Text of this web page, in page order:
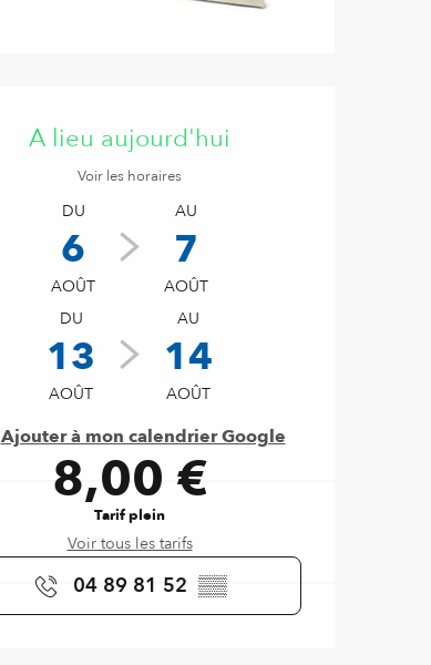
A lieu aujourd'hui
Voir les horaires
DU
6
AOÛT
AU
7
AOÛT
DU
13
AOÛT
AU
14
AOÛT
Ajouter à mon calendrier Google
8,00 €
Tarif plein
Voir tous les tarifs
04 89 81 52 ▒▒